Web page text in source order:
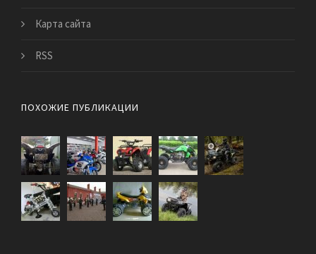
Карта сайта
RSS
ПОХОЖИЕ ПУБЛИКАЦИИ